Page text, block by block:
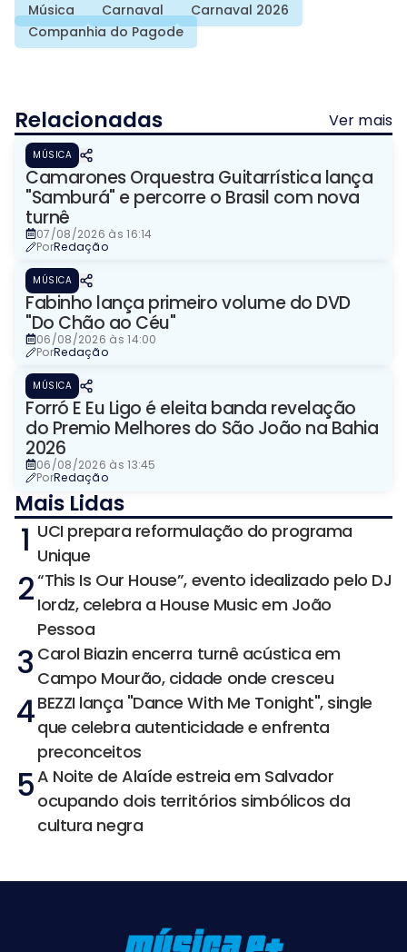
Música Carnaval
Carnaval 2026
Companhia do Pagode
Relacionadas Ver mais
MÚSICA
Camarones Orquestra Guitarrística lança
"Samburá" e percorre o Brasil com nova
turnê
07/08/2026 às 16:14
PorRedação
MÚSICA
Fabinho lança primeiro volume do DVD
"Do Chão ao Céu"
06/08/2026 às 14:00
PorRedação
MÚSICA
Forró E Eu Ligo é eleita banda revelação
do Premio Melhores do São João na Bahia
2026
06/08/2026 às 13:45
PorRedação
Mais Lidas
1 UCI prepara reformulação do programa
Unique
2“This Is Our House”, evento idealizado pelo DJ
Iordz, celebra a House Music em João
Pessoa
3 Carol Biazin encerra turnê acústica em
Campo Mourão, cidade onde cresceu
4BEZZI lança "Dance With Me Tonight", single
que celebra autenticidade e enfrenta
preconceitos
5A Noite de Alaíde estreia em Salvador
ocupando dois territórios simbólicos da
cultura negra